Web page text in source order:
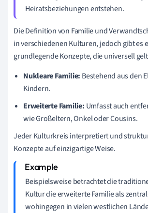
Heiratsbeziehungen entstehen.
Die Definition von Familie und
in verschiedenen Kulturen, jedoch gibt es
grundlegende Konzepte, die universell
Nukleare Familie: Bestehend aus den
Kindern.
Erweiterte Familie: Umfasst auch
wie Großeltern, Onkel oder Cousins.
Jeder Kulturkreis interpretiert und
Konzepte auf einzigartige Weise.
Beispielsweise betrachtet die
Kultur die erweiterte Familie als
wohingegen in vielen westlichen